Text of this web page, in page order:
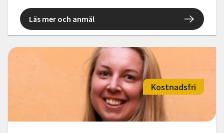
Läs mer och anmäl
Kostnadsfri